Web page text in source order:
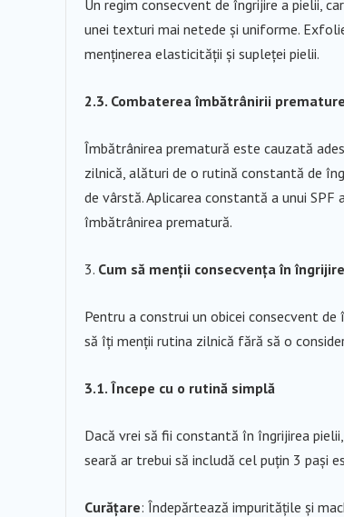
Un regim consecvent de îngrijire a pielii,
unei texturi mai netede și uniforme.
menținerea elasticității și supleței pielii.
2.3. Combaterea îmbătrânirii premature
Îmbătrânirea prematură este cauzată
zilnică, alături de o rutină constantă de
de vârstă. Aplicarea constantă a unui SPF
îmbătrânirea prematură.
Cum să menții consecvența în
Pentru a construi un obicei consecvent
să îți menții rutina zilnică fără să o
3.1. Începe cu o rutină simplă
Dacă vrei să fii constantă în îngrijirea
seară ar trebui să includă cel puțin 3 pași
Curățare: Îndepărtează impuritățile și